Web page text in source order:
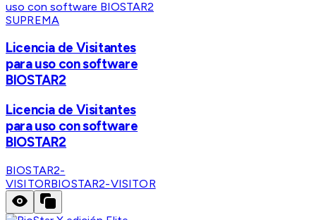
SUPREMA
Licencia de Visitantes
para uso con software
BIOSTAR2
Licencia de Visitantes
para uso con software
BIOSTAR2
BIOSTAR2-
VISITORBIOSTAR2-VISITOR